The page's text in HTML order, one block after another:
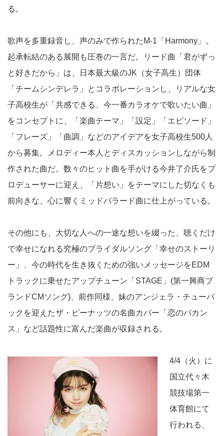
る。
歌声を多重録音し、声のみで作られたM-1「Harmony」。
起承転結のある展開も圧巻の一言だ。リード曲「君がずっ
と好きだから」は、日本最大級のJK（女子高生）団体
「チームシンデレラ」とコラボレーションし、リアルな女
子高校生が「共感できる、今一番カラオケで歌いたい曲」
をコンセプトに、「楽曲テーマ」「設定」「エピソード」
「フレーズ」「曲調」などのアイデアを女子高校生500人
から募集。メロディー本人とディスカッションしながら制
作された曲だ。数々のヒット曲を手がける今井了介氏をプ
ロデューサーに迎え、「片想い」をテーマにした切なくも
前向きな、心に響くミッドバラード曲に仕上がっている。
その他にも、大切な人への一途な想いを綴った、聴くだけ
で幸せになれる究極のブライダルソング「幸せのストーリ
ー」、今の時代を生き抜くための強いメッセージをEDM
トラックに乗せたアップチューン「STAGE」(第一興商ブ
ランドCMソング)、前作同様、妹のアンジェラ・チューバ
ックを迎えたザ・ピーナッツの名曲カバー「恋のバカン
ス」など話題性に富んだ楽曲が収録される。
4/4（火）に
国立代々木
競技場第一
体育館にて
行われる、